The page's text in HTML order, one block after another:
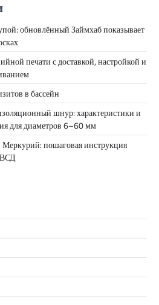
обновлённый Займхаб показывает
печати с доставкой, настройкой и
в бассейн
шнур: характеристики и
для диаметров 6–60 мм
пошаговая инструкция